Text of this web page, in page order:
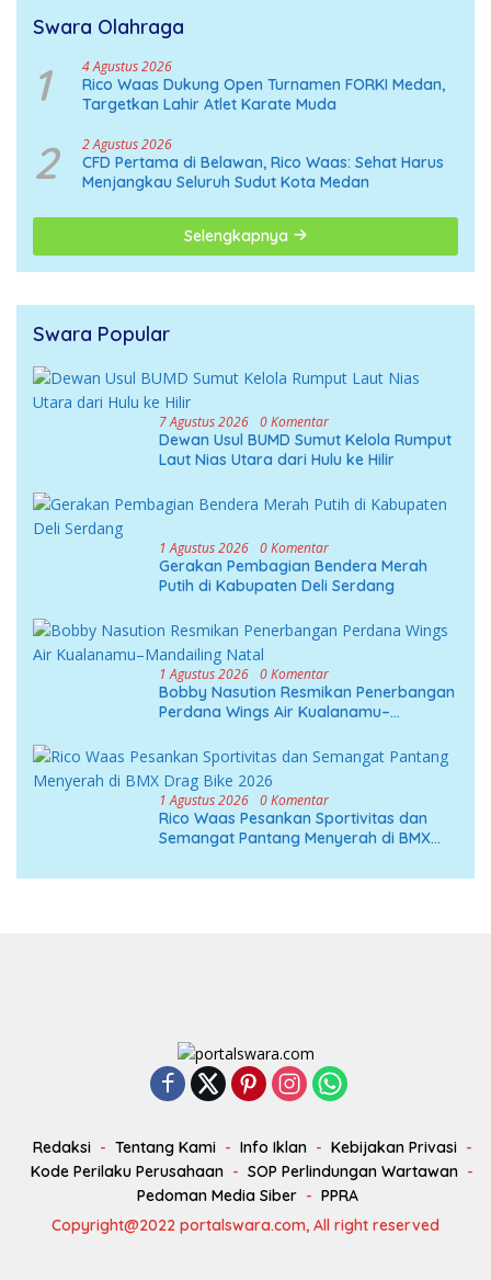
Swara Olahraga
1 4 Agustus 2026
Rico Waas Dukung Open Turnamen FORKI Medan,
Targetkan Lahir Atlet Karate Muda
2 2 Agustus 2026
CFD Pertama di Belawan, Rico Waas: Sehat Harus
Menjangkau Seluruh Sudut Kota Medan
Selengkapnya
Swara Popular
7 Agustus 2026 0 Komentar
Dewan Usul BUMD Sumut Kelola Rumput
Laut Nias Utara dari Hulu ke Hilir
1 Agustus 2026 0 Komentar
Gerakan Pembagian Bendera Merah
Putih di Kabupaten Deli Serdang
1 Agustus 2026 0 Komentar
Bobby Nasution Resmikan Penerbangan
Perdana Wings Air Kualanamu–
1 Agustus 2026 0 Komentar
Rico Waas Pesankan Sportivitas dan
Semangat Pantang Menyerah di BMX
Redaksi Tentang Kami Info Iklan
Kebijakan Privasi
Kode Perilaku Perusahaan
SOP Perlindungan Wartawan
Pedoman Media Siber
PPRA
Copyright@2022 portalswara.com, All right reserved